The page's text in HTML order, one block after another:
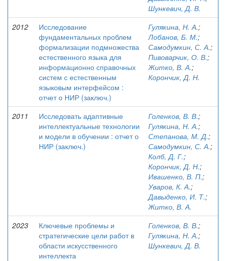
Шункевич, Д. В.
2012
Исследование
фундаментальных проблем
формализации подмножества
естественного языка для
информационно справочных
систем с естественным
языковым интерфейсом :
отчет о НИР (заключ.)
Гулякина, Н. А.;
Лобанов, Б. М.;
Самодумкин, С. А.;
Пивоварчик, О. В.;
Житко, В. А.;
Корончик, Д. Н.
2011
Исследовать адаптивные
интеллектуальные технологии
и модели в обучении : отчет о
НИР (заключ.)
Голенков, В. В.;
Гулякина, Н. А.;
Степанова, М. Д.;
Самодумкин, С. А.;
Колб, Д. Г.;
Корончик, Д. Н.;
Ивашенко, В. П.;
Уваров, К. А.;
Давыденко, И. Т.;
Житко, В. А.
2023
Ключевые проблемы и
стратегические цели работ в
области искусственного
интеллекта
Голенков, В. В.;
Гулякина, Н. А.;
Шункевич, Д. В.